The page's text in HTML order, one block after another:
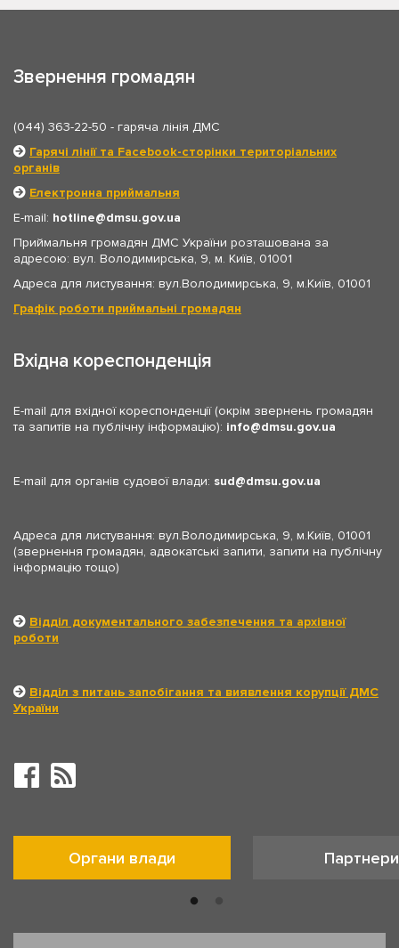
Звернення громадян
(044) 363-22-50 - гаряча лінія ДМС
Гарячі лінії та Facebook-сторінки територіальних
органів
Електронна приймальня
E-mail: hotline
dmsu.gov.ua
Приймальня громадян ДМС України розташована за
адресою: вул. Володимирська, 9, м. Київ, 01001
Адреса для листування: вул.Володимирська, 9, м.Київ, 01001
Графік роботи приймальні громадян
Вхідна кореспонденція
E-mail для вхідної кореспонденції (окрім звернень громадян
та запитів на публічну інформацію): info dmsu.gov.ua
E-mail для органів судової влади: sud dmsu.gov.ua
Адреса для листування: вул.Володимирська, 9, м.Київ, 01001
(звернення громадян, адвокатські запити, запити на публічну
інформацію тощо)
Відділ документального забезпечення та архівної
роботи
Відділ з питань запобігання та виявлення корупції ДМС
України
Органи влади Партнери